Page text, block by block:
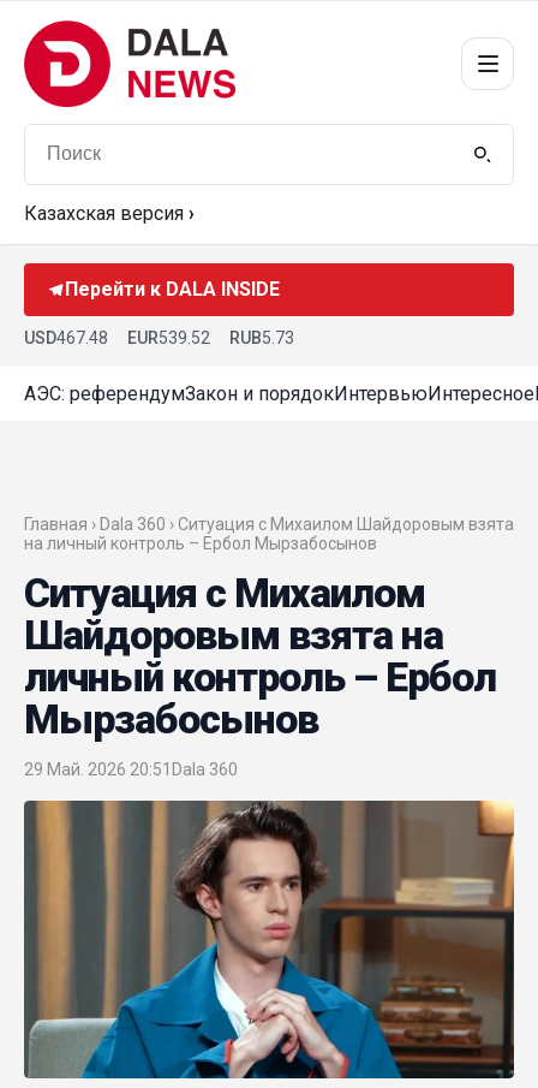
Казахская версия ›
Перейти к DALA INSIDE
USD467.48 EUR539.52 RUB5.73
АЭС: референдумЗакон и порядокИнтервьюИнтересное
Главная › Dala 360 › Ситуация с Михаилом Шайдоровым взята
на личный контроль – Ербол Мырзабосынов
Ситуация с Михаилом
Шайдоровым взята на
личный контроль – Ербол
Мырзабосынов
29 Май. 2026 20:51 Dala 360